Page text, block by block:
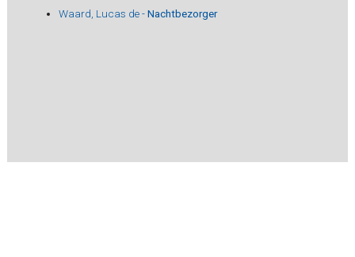
Waard, Lucas de -Nachtbezorger